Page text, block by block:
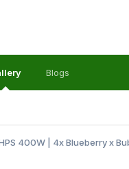
Blogs
400W | 4x Blueberry x